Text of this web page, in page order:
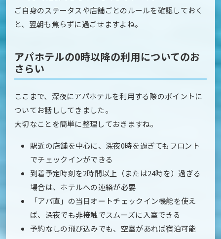
ご自身のステータスや店舗ごとのルールを確認しておく
と、翌朝も焦らずに過ごせますよね。
アパホテルの0時以降の利用についてのお
さらい
ここまで、深夜にアパホテルを利用する際のポイントに
ついてお話ししてきました。
大切なことを簡単に整理しておきますね。
駅近の店舗を中心に、深夜0時を過ぎてもフロント
でチェックインができる
到着予定時刻を2時間以上（または24時を）過ぎる
場合は、ホテルへの連絡が必要
「アパ直」の当日オートチェックイン機能を使え
ば、深夜でも非接触でスムーズに入室できる
予約なしの飛び込みでも、空室があれば宿泊可能